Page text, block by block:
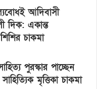
আদিবাসী
দিক: একান্ত
চাকমা
পুরস্কার পাচ্ছেন
মৃত্তিকা চাকমা